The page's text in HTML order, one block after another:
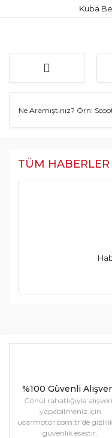
Kuba
TÜM HABERLER
%100 Güvenli
Gönül rahatlığıyla
yapabilmeniz için
ucarmotor.com.tr'de
güvenlik esastır.